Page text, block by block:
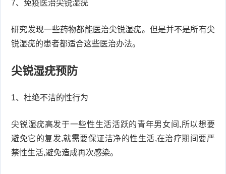
7、免疫医治尖锐湿疣
研究发现一些药物都能医治尖锐湿疣。但是并不是所有尖
锐湿疣的患者都适合这些医治办法。
尖锐湿疣预防
1、杜绝不洁的性行为
尖锐湿疣高发于一些性生活活跃的青年男女间,所以想要
避免它的复发,就需要保证洁净的性生活,在治疗期间要严
禁性生活,避免造成再次感染。